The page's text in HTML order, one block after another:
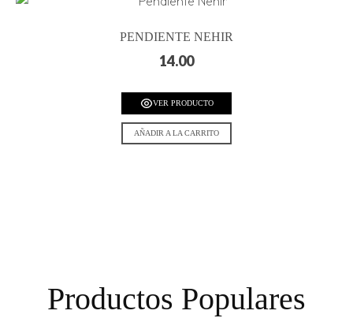
PENDIENTE NEHIR
14.00
VER PRODUCTO
AÑADIR A LA CARRITO
Productos Populares